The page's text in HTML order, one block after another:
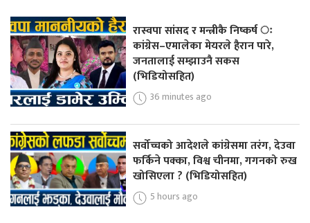
रास्वपा सांसद र मन्त्रीकै निष्कर्ष ः
कांग्रेस–एमालेका मेयरले हैरान पारे,
जनतालाई सम्झाउनै सकस
(भिडियोसहित)
36 minutes ago
सर्वोच्चको आदेशले कांग्रेसमा तरंग, देउवा
फर्किने पक्का, विश्व चीनमा, गगनको रुख
खोसिएला ? (भिडियोसहित)
5 hours ago